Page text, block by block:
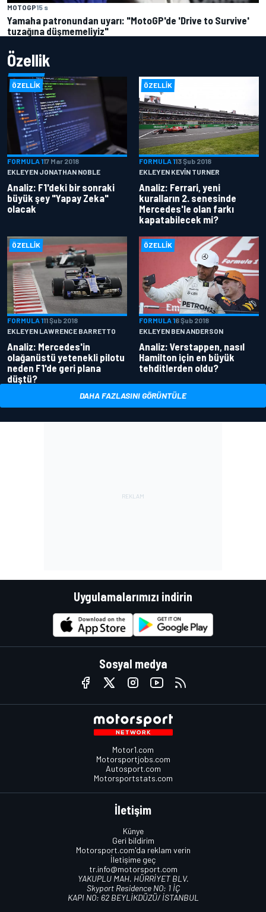
MOTOGP15 s
Yamaha patronundan uyarı: "MotoGP'de 'Drive to Survive'
tuzağına düşmemeliyiz"
Özellik
ÖZELLIK
FORMULA 117 Mar 2018
EKLEYEN JONATHAN NOBLE
Analiz: F1'deki bir sonraki
büyük şey "Yapay Zeka"
olacak
ÖZELLIK
FORMULA 113 Şub 2018
EKLEYEN KEVIN TURNER
Analiz: Ferrari, yeni
kuralların 2. senesinde
Mercedes'le olan farkı
kapatabilecek mi?
ÖZELLIK
FORMULA 111 Şub 2018
EKLEYEN LAWRENCE BARRETTO
Analiz: Mercedes'in
olağanüstü yetenekli pilotu
neden F1'de geri plana
düştü?
ÖZELLIK
FORMULA 16 Şub 2018
EKLEYEN BEN ANDERSON
Analiz: Verstappen, nasıl
Hamilton için en büyük
tehditlerden oldu?
DAHA FAZLASINI GÖRÜNTÜLE
Uygulamalarımızı indirin
Sosyal medya
Motor1.com
Motorsportjobs.com
Autosport.com
Motorsportstats.com
İletişim
Künye
Geri bildirim
Motorsport.com'da reklam verin
İletişime geç
tr.info@motorsport.com
YAKUPLU MAH. HÜRRİYET BLV.
Skyport Residence NO: 1 İÇ
KAPI NO: 62 BEYLİKDÜZÜ/ İSTANBUL